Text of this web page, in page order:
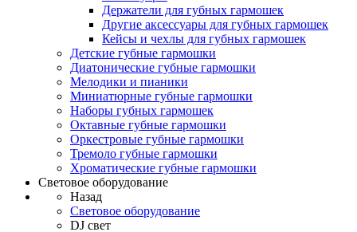
Держатели для губных гармошек
Другие аксессуары для губных гармошек
Кейсы и чехлы для губных гармошек
Детские губные гармошки
Диатонические губные гармошки
Мелодики и пианики
Миниатюрные губные гармошки
Наборы губных гармошек
Октавные губные гармошки
Оркестровые губные гармошки
Тремоло губные гармошки
Хроматические губные гармошки
Световое оборудование
Назад
Световое оборудование
DJ свет